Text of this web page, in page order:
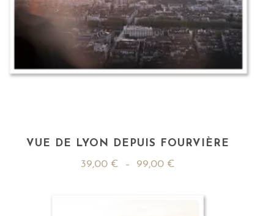
VUE DE LYON DEPUIS FOURVIÈRE
39,00 € – 99,00 €